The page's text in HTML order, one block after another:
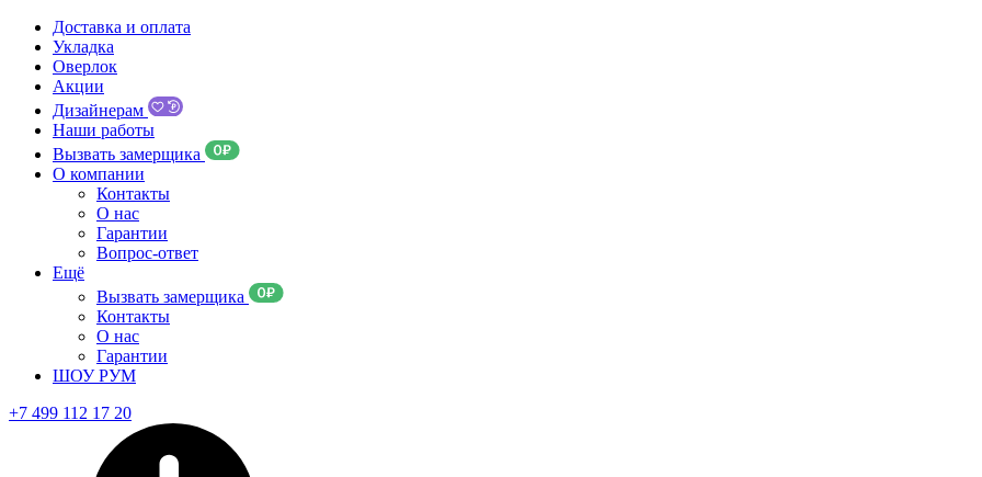
Доставка и оплата
Укладка
Оверлок
Акции
Дизайнерам
Наши работы
Вызвать замерщика
О компании
Контакты
О нас
Гарантии
Вопрос-ответ
Ещё
Вызвать замерщика
Контакты
О нас
Гарантии
ШОУ РУМ
+7 499 112 17 20